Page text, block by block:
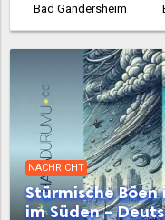
Bad Gandersheim
Bad Lauterberg
Bad Pyrmont
Barsinghausen
Belm
NACHRICHT
Stürmische
im Süden –